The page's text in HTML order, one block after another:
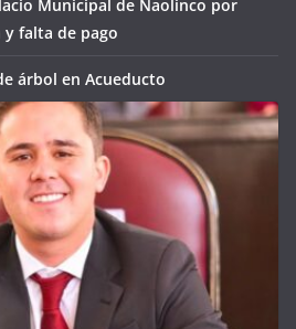
Municipal de Naolinco por
falta de pago
árbol en Acueducto